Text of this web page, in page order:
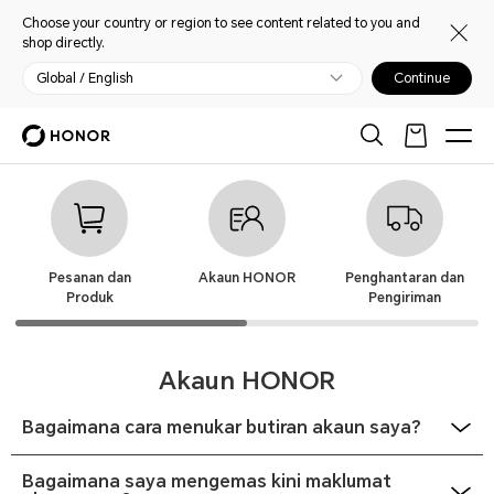
Choose your country or region to see content related to you and
shop directly.
Global / English Continue
Pesanan dan
Produk
Akaun HONOR
Penghantaran dan
Pengiriman
Akaun HONOR
Bagaimana cara menukar butiran akaun saya?
Apabila anda mendaftar menggunakan alamat e-mel anda:
• Log masuk dan pergi ke Akaun Saya.
Bagaimana saya mengemas kini maklumat